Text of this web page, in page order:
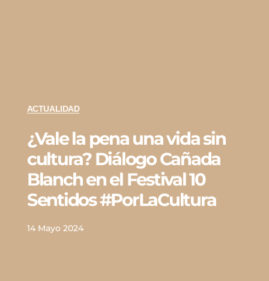
ACTUALIDAD
¿Vale la pena una vida sin
cultura? Diálogo Cañada
Blanch en el Festival 10
Sentidos #PorLaCultura
14 Mayo 2024